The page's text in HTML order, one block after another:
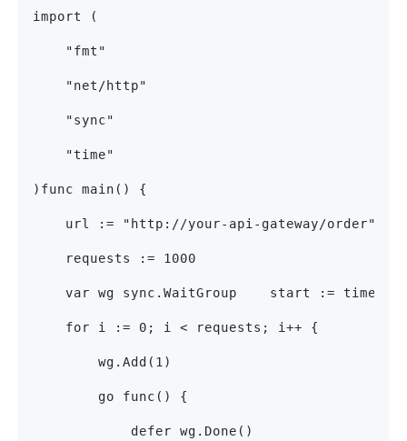
import (
    "fmt"
    "net/http"
    "sync"
    "time"
)func main() {
    url := "http://your-api-gateway/order"
    requests := 1000
var wg sync.WaitGroup    start :=
    for i := 0; i < requests; i++ {
        wg.Add(1)
        go func() {
            defer wg.Done()